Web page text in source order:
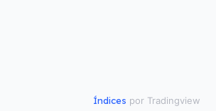
Índices por Tradingview